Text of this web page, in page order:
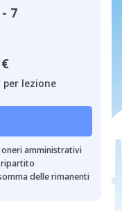
7
per lezione
amministrativi
ripartito
delle rimanenti